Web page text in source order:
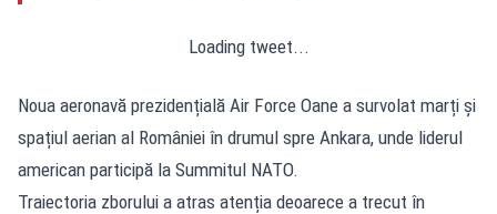
Loading tweet...
Noua aeronavă prezidențială Air Force Oane a survolat marți și
spațiul aerian al României în drumul spre Ankara, unde liderul
american participă la Summitul NATO.
Traiectoria zborului a atras atenția deoarece a trecut în